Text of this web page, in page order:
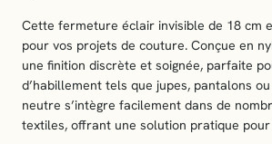
Cette fermeture éclair invisible de 18 cm
pour vos projets de couture. Conçue en
une finition discrète et soignée, parfaite
d’habillement tels que jupes, pantalons
neutre s’intègre facilement dans de
textiles, offrant une solution pratique